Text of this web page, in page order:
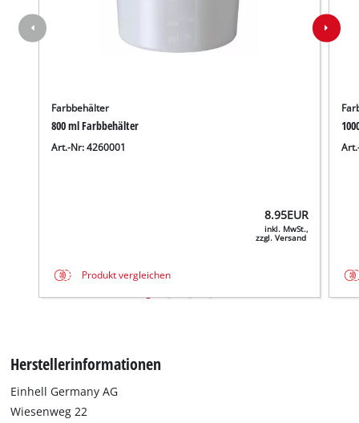
Farbbehälter
800 ml Farbbehälter
Art.-Nr: 4260001
8.95EUR
inkl. MwSt.,
zzgl. Versand
Produkt vergleichen
Herstellerinformationen
Einhell Germany AG
Wiesenweg 22